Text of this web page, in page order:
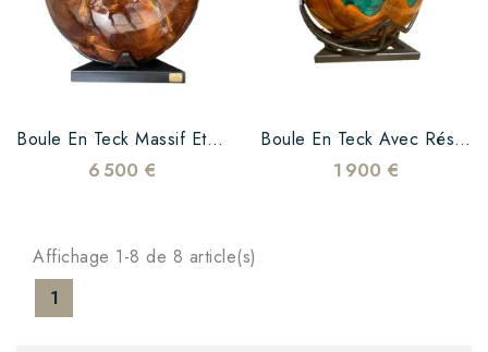
Boule En Teck Massif Et Résine Transparente
6 500 €
Boule En Teck Avec Résine Verte
1 900 €
Affichage 1-8 de 8 article(s)
1